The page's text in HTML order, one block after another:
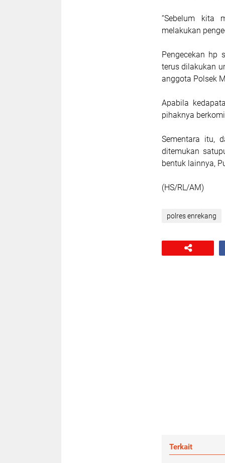
“Sebelum kita
melakukan
Pengecekan hp
terus dilakukan
anggota Polsek
Apabila
pihaknya
Sementara itu,
ditemukan
bentuk lainnya,
(HS/RL/AM)
polres enrekang
Terkait